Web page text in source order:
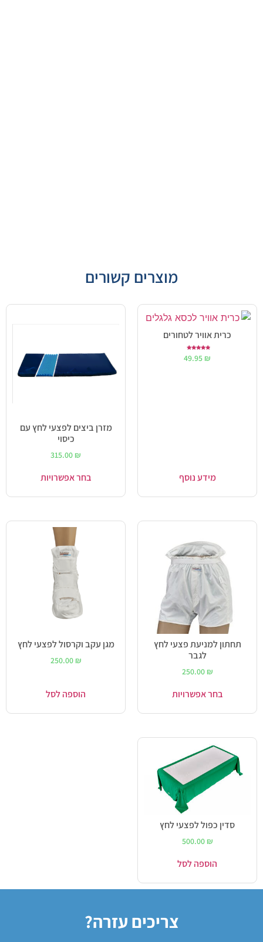
מוצרים קשורים
כרית אוויר לטחורים
5.00
49.95 ₪
מידע נוסף
מזרן ביצים לפצעי לחץ עם
כיסוי
315.00 ₪
בחר אפשרויות
תחתון למניעת פצעי לחץ
לגבר
250.00 ₪
בחר אפשרויות
מגן עקב וקרסול לפצעי לחץ
250.00 ₪
הוספה לסל
סדין כפול לפצעי לחץ
500.00 ₪
הוספה לסל
צריכים עזרה?